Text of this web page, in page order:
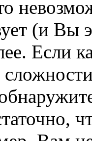
(и Вы
Если